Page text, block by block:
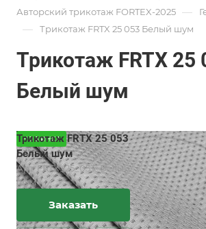
Авторский трикотаж FORTEX-2025 —
— Трикотаж FRTX 25 053 Белый шум
Трикотаж FRTX 25
Белый шум
Трикотаж FRTX 25 053
Белый шум
Арт.FRTX_25_053_Белый
шум
Заказать
НОВИНКА
Вязаный
Подробности
Состав—
Плотность—